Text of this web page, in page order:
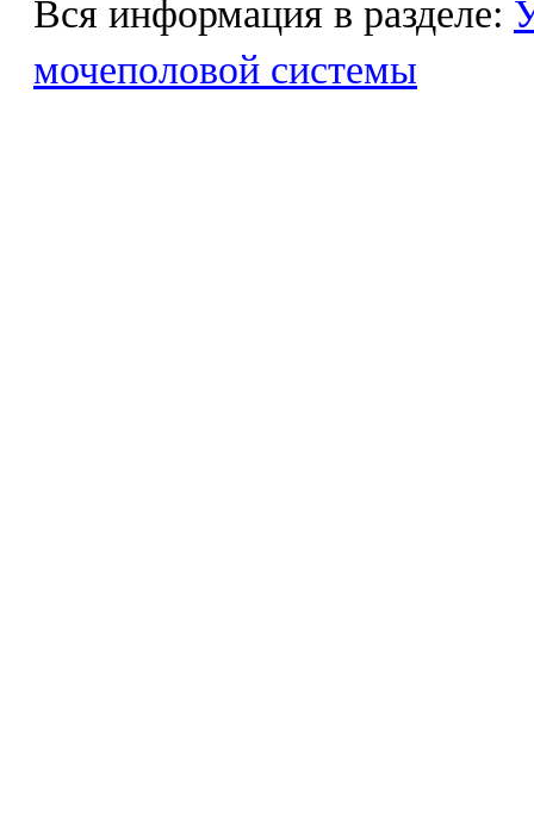
Вся информация в разделе:
мочеполовой системы